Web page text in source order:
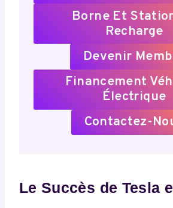
Borne Et
Recharge
Devenir
Financement
Électrique
Contactez-
Le Succès de Tesla